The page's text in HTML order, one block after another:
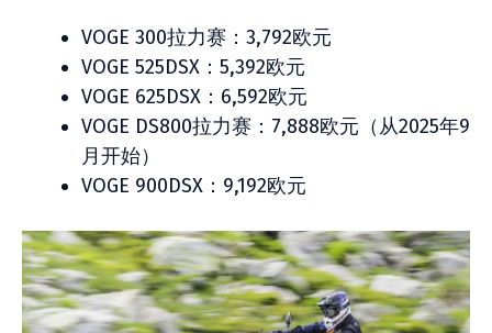
VOGE 300拉力赛：3,792欧元
VOGE 525DSX：5,392欧元
VOGE 625DSX：6,592欧元
VOGE DS800拉力赛：7,888欧元（从2025年9
月开始）
VOGE 900DSX：9,192欧元